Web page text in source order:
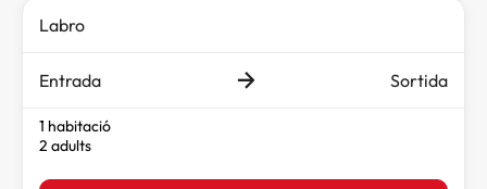
Entrada Sortida
1 habitació
2 adults